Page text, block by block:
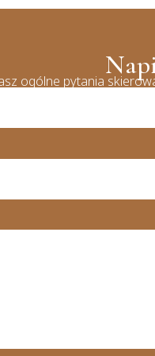
ogólne pytania